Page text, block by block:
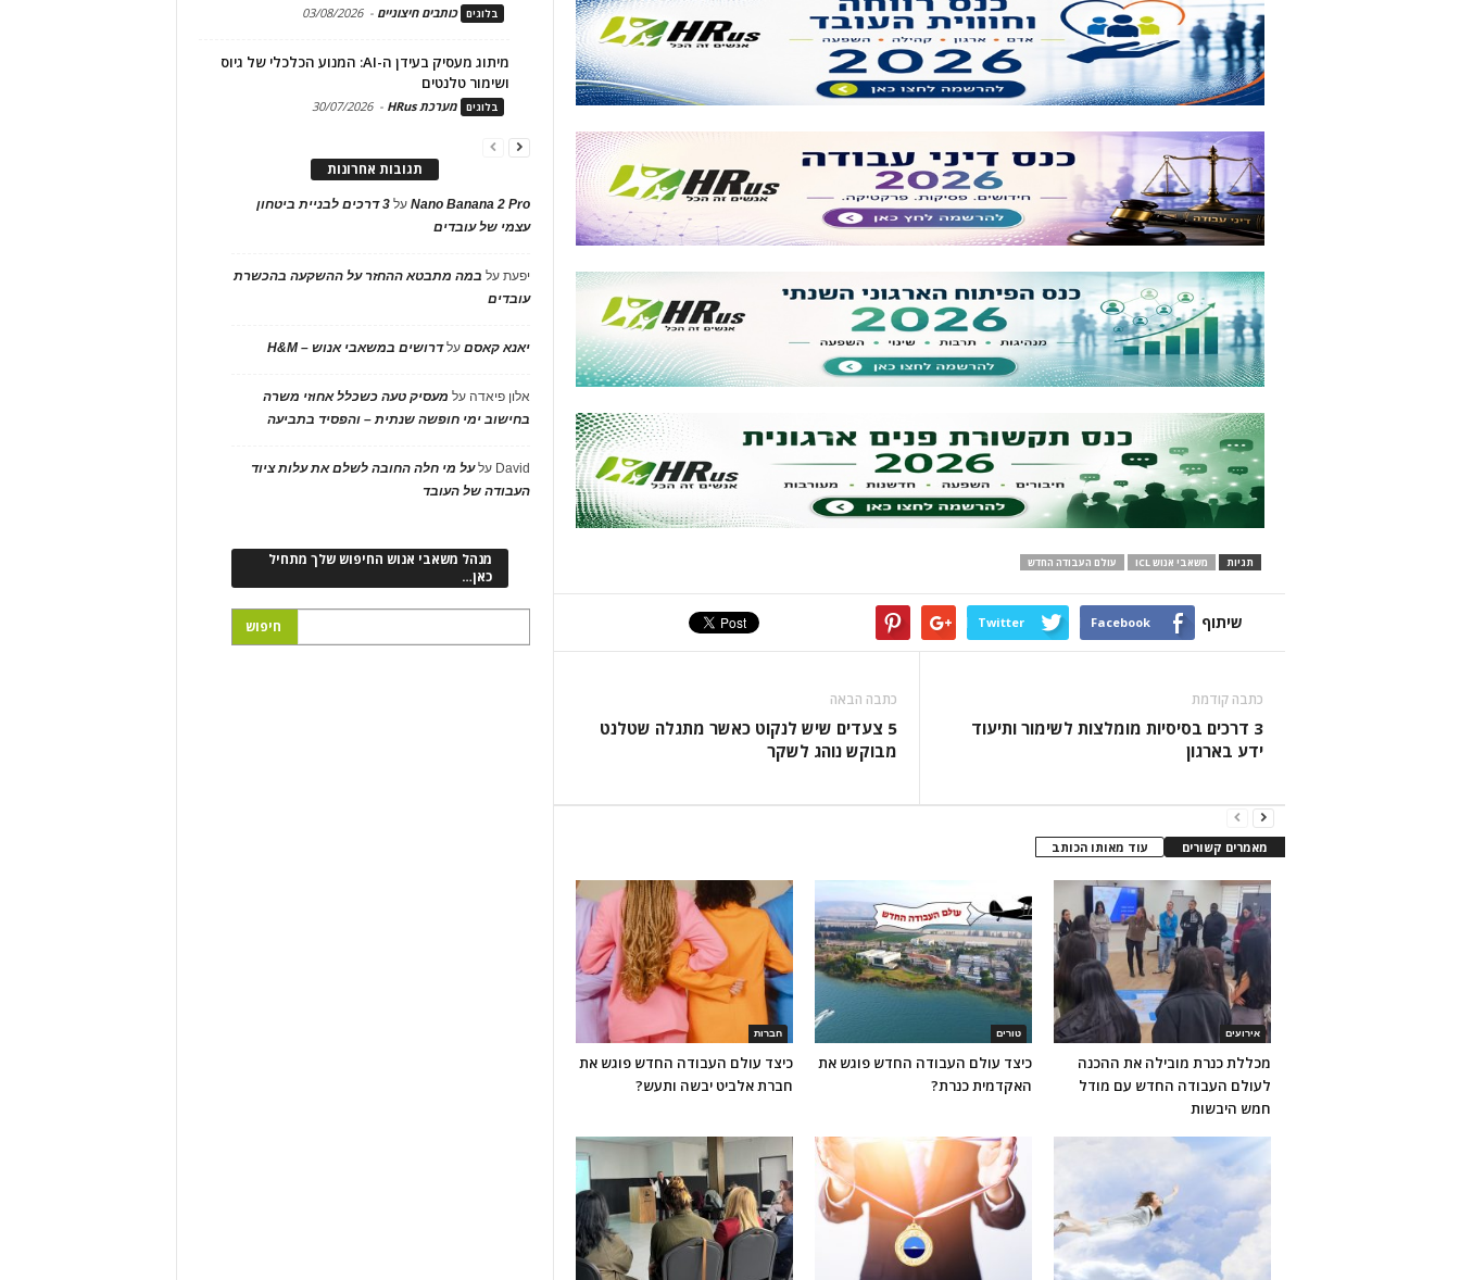
תגיות משאבי אנוש ICL עולם העבודה החדש
שיתוף Facebook
Twitter
כתבה קודמת
3 דרכים בסיסיות מומלצות לשימור ותיעוד
ידע בארגון
כתבה הבאה
5 צעדים שיש לנקוט כאשר מתגלה שטלנט
מבוקש נוהג לשקר
מאמרים קשורים עוד מאותו הכותב
חברות
כיצד עולם העבודה החדש פוגש את
חברת אלביט יבשה ותעש?
טורים
כיצד עולם העבודה החדש פוגש את
האקדמית כנרת?
אירועים
מכללת כנרת מובילה את ההכנה
לעולם העבודה החדש עם מודל
חמש היבשות
בלוגים כותבים חיצוניים -
03/08/2026
מיתוג מעסיק בעידן ה-AI: המנוע הכלכלי של גיוס
ושימור טלנטים
בלוגים מערכת HRus -
30/07/2026
תגובות אחרונות
Nano Banana 2 Proעל
3 דרכים לבניית ביטחון
עצמי של עובדים
יפעתעל במה מתבטא ההחזר על ההשקעה בהכשרת
עובדים
יאנא קאסםעלדרושים במשאבי אנוש – H&M
אלון פיאדה על מעסיק טעה כשכלל אחוזי משרה
בחישוב ימי חופשה שנתית – והפסיד בתביעה
David עלעל מי חלה החובה לשלם את עלות ציוד
העבודה של העובד
מנהל משאבי אנוש החיפוש שלך מתחיל
כאן…